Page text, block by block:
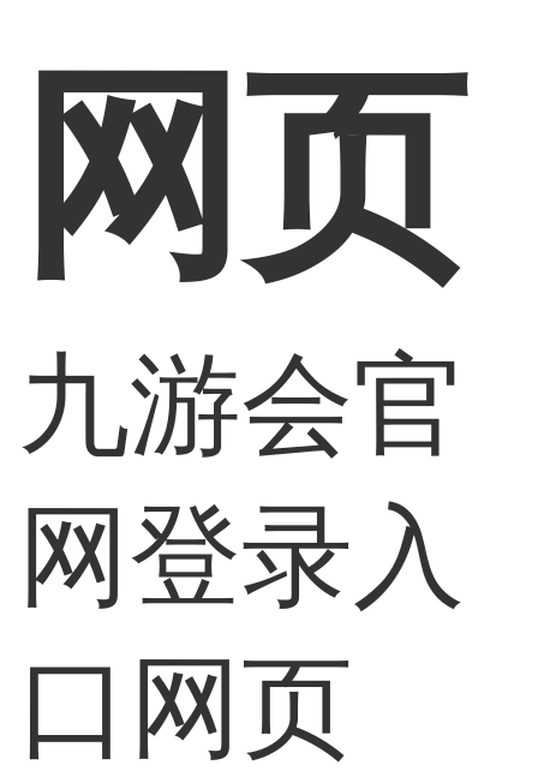
网页
九游会官
网登录入
口网页